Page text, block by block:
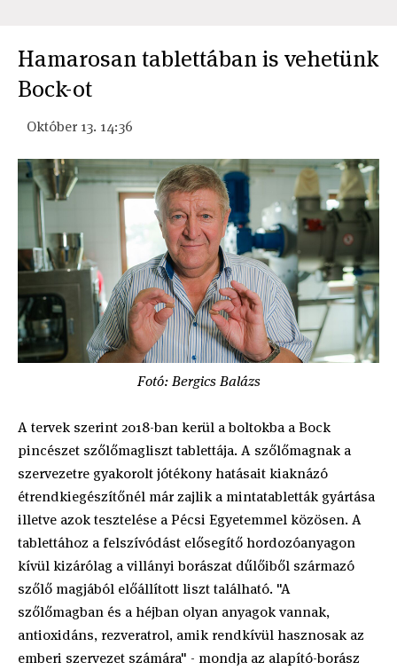
Hamarosan tablettában is vehetünk
Bock-ot
Október 13. 14:36
Fotó: Bergics Balázs
A tervek szerint 2018-ban kerül a boltokba a Bock
pincészet szőlőmagliszt tablettája. A szőlőmagnak a
szervezetre gyakorolt jótékony hatásait kiaknázó
étrendkiegészítőnél már zajlik a mintatabletták gyártása
illetve azok tesztelése a Pécsi Egyetemmel közösen. A
tablettához a felszívódást elősegítő hordozóanyagon
kívül kizárólag a villányi borászat dűlőiből származó
szőlő magjából előállított liszt található. "A
szőlőmagban és a héjban olyan anyagok vannak,
antioxidáns, rezveratrol, amik rendkívül hasznosak az
emberi szervezet számára" - mondja az alapító-borász